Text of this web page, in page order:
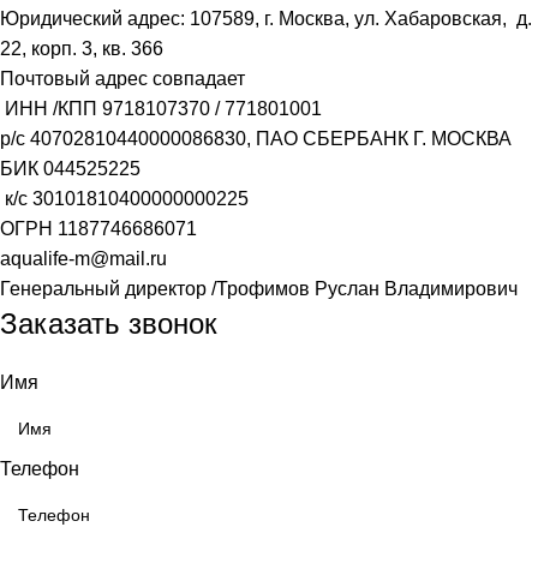
Юридический адрес: 107589, г. Москва, ул. Хабаровская, д.
22, корп. 3, кв. 366
Почтовый адрес совпадает
ИНН /КПП 9718107370 /771801001
р/с 40702810440000086830, ПАО СБЕРБАНК Г. МОСКВА
БИК 044525225
к/с 30101810400000000225
ОГРН 1187746686071
aqualife-m@mail.ru
Генеральный директор /Трофимов Руслан Владимирович
Заказать звонок
Имя
Телефон